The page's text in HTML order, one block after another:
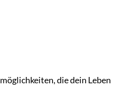
die dein Leben